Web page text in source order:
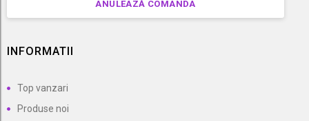
ANULEAZĂ COMANDA
INFORMATII
Top vanzari
Produse noi